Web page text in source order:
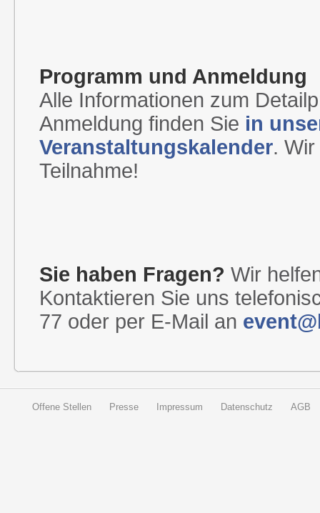
Programm und Anmeldung
Alle Informationen zum
Anmeldung finden Sie in
Veranstaltungskalender.
Teilnahme!
Sie haben Fragen? Wir
Kontaktieren Sie uns
77 oder per E-Mail an
Offene Stellen Presse Impressum Datenschutz AGB